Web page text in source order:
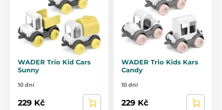
WADER Trio Kid Cars
Sunny
10 dní
229 Kč
WADER Trio Kids Kars
Candy
10 dní
229 Kč